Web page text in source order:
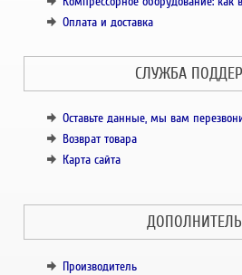
Оплата и доставка
СЛУЖБА
Оставьте данные, мы вам
Возврат товара
Карта сайта
Производитель